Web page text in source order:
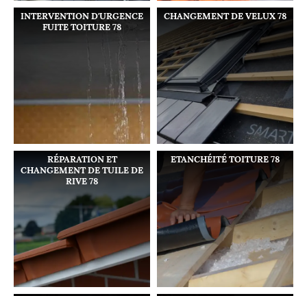
INTERVENTION D'URGENCE
FUITE TOITURE 78
CHANGEMENT DE VELUX 78
RÉPARATION ET
CHANGEMENT DE TUILE DE
RIVE 78
ETANCHÉITÉ TOITURE 78